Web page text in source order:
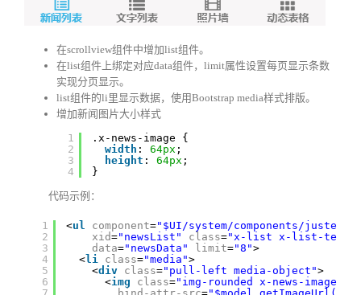
在scrollview组件中增加list组件。
在list组件上绑定对应data组件，limit属性设置每页显示条数
实现分页显示。
list组件的li里显示数据，使用Bootstrap media样式排版。
增加新闻图片大小样式
1
2
3
4
.x-news-image {
width : 64px ;
height : 64px ;
}
代码示例：
1
2
3
4
5
6
<ul component="$UI/system/components/
xid="newsList" class="x-list x-list-
data="newsData" limit="8">
<li class="media">
<div class="pull-left media-object">
<img class="img-rounded x-news-image"